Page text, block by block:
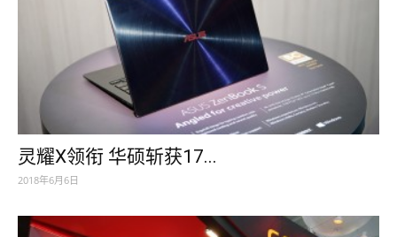
灵耀X领衔 华硕斩获17...
2018年6月6日